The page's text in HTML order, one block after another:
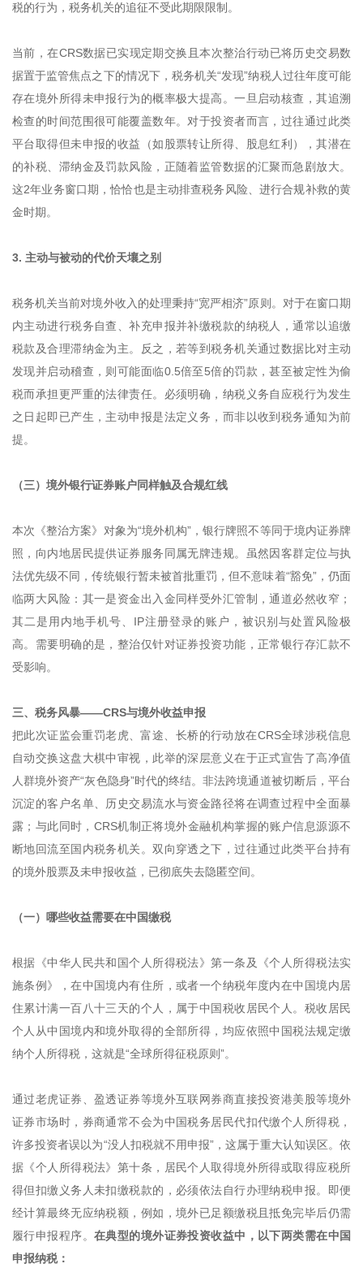
税的行为，税务机关的追征不受此期限限制。
当前，在CRS数据已实现定期交换且本次整治行动已将历史交易数
据置于监管焦点之下的情况下，税务机关“发现”纳税人过往年度可能
存在境外所得未申报行为的概率极大提高。一旦启动核查，其追溯
检查的时间范围很可能覆盖数年。对于投资者而言，过往通过此类
平台取得但未申报的收益（如股票转让所得、股息红利），其潜在
的补税、滞纳金及罚款风险，正随着监管数据的汇聚而急剧放大。
这2年业务窗口期，恰恰也是主动排查税务风险、进行合规补救的黄
金时期。
3. 主动与被动的代价天壤之别
税务机关当前对境外收入的处理秉持“宽严相济”原则。对于在窗口期
内主动进行税务自查、补充申报并补缴税款的纳税人，通常以追缴
税款及合理滞纳金为主。反之，若等到税务机关通过数据比对主动
发现并启动稽查，则可能面临0.5倍至5倍的罚款，甚至被定性为偷
税而承担更严重的法律责任。必须明确，纳税义务自应税行为发生
之日起即已产生，主动申报是法定义务，而非以收到税务通知为前
提。
（三）境外银行证券账户同样触及合规红线
本次《整治方案》对象为“境外机构”，银行牌照不等同于境内证券牌
照，向内地居民提供证券服务同属无牌违规。虽然因客群定位与执
法优先级不同，传统银行暂未被首批重罚，但不意味着“豁免”，仍面
临两大风险：其一是资金出入金同样受外汇管制，通道必然收窄；
其二是用内地手机号、IP注册登录的账户，被识别与处置风险极
高。需要明确的是，整治仅针对证券投资功能，正常银行存汇款不
受影响。
三、税务风暴——CRS与境外收益申报
把此次证监会重罚老虎、富途、长桥的行动放在CRS全球涉税信息
自动交换这盘大棋中审视，此举的深层意义在于正式宣告了高净值
人群境外资产“灰色隐身”时代的终结。非法跨境通道被切断后，平台
沉淀的客户名单、历史交易流水与资金路径将在调查过程中全面暴
露；与此同时，CRS机制正将境外金融机构掌握的账户信息源源不
断地回流至国内税务机关。双向穿透之下，过往通过此类平台持有
的境外股票及未申报收益，已彻底失去隐匿空间。
（一）哪些收益需要在中国缴税
根据《中华人民共和国个人所得税法》第一条及《个人所得税法实
施条例》，在中国境内有住所，或者一个纳税年度内在中国境内居
住累计满一百八十三天的个人，属于中国税收居民个人。税收居民
个人从中国境内和境外取得的全部所得，均应依照中国税法规定缴
纳个人所得税，这就是“全球所得征税原则”。
通过老虎证券、盈透证券等境外互联网券商直接投资港美股等境外
证券市场时，券商通常不会为中国税务居民代扣代缴个人所得税，
许多投资者误以为“没人扣税就不用申报”，这属于重大认知误区。依
据《个人所得税法》第十条，居民个人取得境外所得或取得应税所
得但扣缴义务人未扣缴税款的，必须依法自行办理纳税申报。即便
经计算最终无应纳税额，例如，境外已足额缴税且抵免完毕后仍需
履行申报程序。 在典型的境外证券投资收益中，以下两类需在中国
申报纳税：